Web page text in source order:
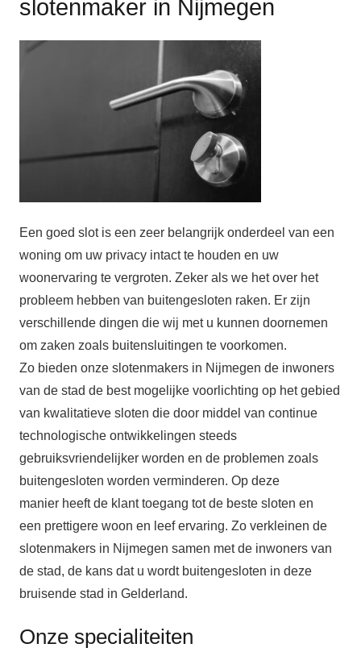
slotenmaker in Nijmegen
Een goed slot is een zeer belangrijk onderdeel van een
woning om uw privacy intact te houden en uw
woonervaring te vergroten. Zeker als we het over het
probleem hebben van buitengesloten raken. Er zijn
verschillende dingen die wij met u kunnen doornemen
om zaken zoals buitensluitingen te voorkomen.
Zo bieden onze slotenmakers in Nijmegen de inwoners
van de stad de best mogelijke voorlichting op het gebied
van kwalitatieve sloten die door middel van continue
technologische ontwikkelingen steeds
gebruiksvriendelijker worden en de problemen zoals
buitengesloten worden verminderen. Op deze
manier heeft de klant toegang tot de beste sloten en
een prettigere woon en leef ervaring. Zo verkleinen de
slotenmakers in Nijmegen samen met de inwoners van
de stad, de kans dat u wordt buitengesloten in deze
bruisende stad in Gelderland.
Onze specialiteiten